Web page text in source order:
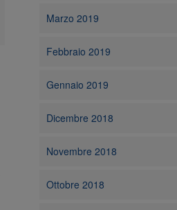
Marzo 2019
Febbraio 2019
Gennaio 2019
Dicembre 2018
Novembre 2018
Ottobre 2018